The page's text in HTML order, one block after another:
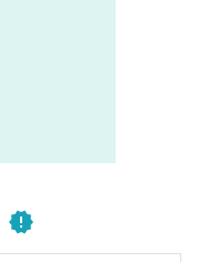
new_releases